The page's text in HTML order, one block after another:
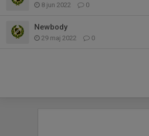
8 jun 2022 0
Newbody
29 maj 2022 0